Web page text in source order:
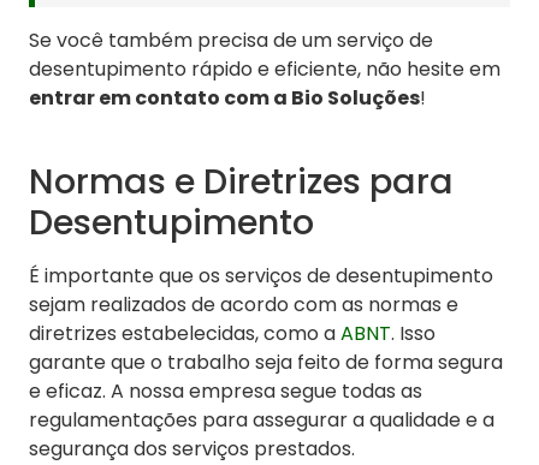
Se você também precisa de um serviço de
desentupimento rápido e eficiente, não hesite em
entrar em contato com a Bio Soluções!
Normas e Diretrizes para
Desentupimento
É importante que os serviços de desentupimento
sejam realizados de acordo com as normas e
diretrizes estabelecidas, como aABNT. Isso
garante que o trabalho seja feito de forma segura
e eficaz. A nossa empresa segue todas as
regulamentações para assegurar a qualidade e a
segurança dos serviços prestados.